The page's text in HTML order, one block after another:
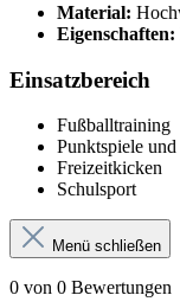
Material:
Eigenschaften:
Einsatzbereich
Fußballtraining
Punktspiele
Freizeitkicken
Schulsport
Menü schließen
0 von 0 Bewertungen